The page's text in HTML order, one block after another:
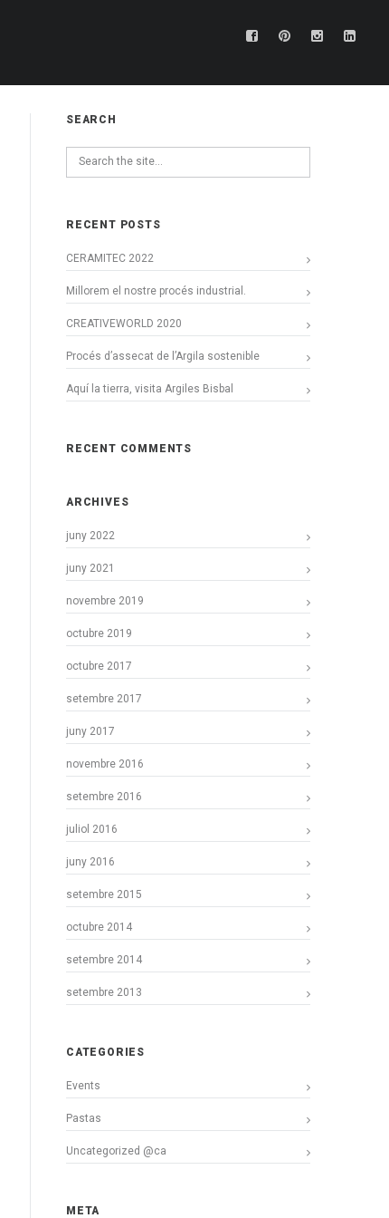
SEARCH
RECENT POSTS
CERAMITEC 2022
Millorem el nostre procés industrial.
CREATIVEWORLD 2020
Procés d’assecat de l’Argila sostenible
Aquí la tierra, visita Argiles Bisbal
RECENT COMMENTS
ARCHIVES
juny 2022
juny 2021
novembre 2019
octubre 2019
octubre 2017
setembre 2017
juny 2017
novembre 2016
setembre 2016
juliol 2016
juny 2016
setembre 2015
octubre 2014
setembre 2014
setembre 2013
CATEGORIES
Events
Pastas
Uncategorized @ca
META